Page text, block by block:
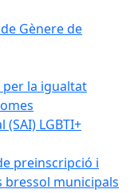
Gènere de
la igualtat
LGBTI+
preinscripció i
bressol municipals